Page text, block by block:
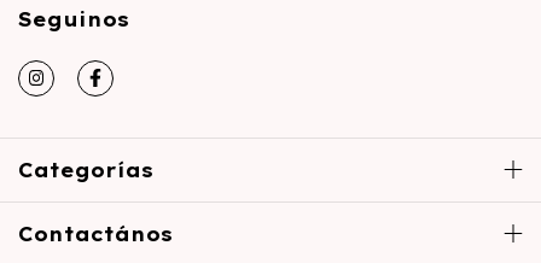
Seguinos
Categorías
Contactános